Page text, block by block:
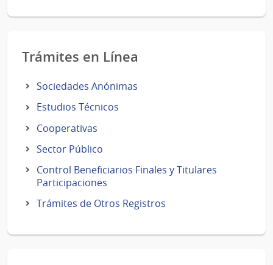
Trámites en Línea
Sociedades Anónimas
Estudios Técnicos
Cooperativas
Sector Público
Control Beneficiarios Finales y Titulares
Participaciones
Trámites de Otros Registros